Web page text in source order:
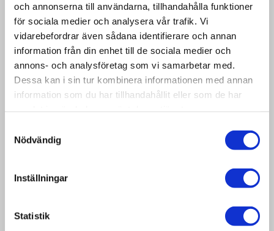
och annonserna till användarna, tillhandahålla funktioner
för sociala medier och analysera vår trafik. Vi
vidarebefordrar även sådana identifierare och annan
information från din enhet till de sociala medier och
annons- och analysföretag som vi samarbetar med.
Dessa kan i sin tur kombinera informationen med annan
information som du har tillhandahållit eller som de har
Nödvändig
Inställningar
Statistik
We stock used half pallets. Here you will
find a mixture of dense and sparse tires.
The thickness of the wood varies
between 19 and 22 mm.
Used half pallet 600x800x19-22 mm
Size: